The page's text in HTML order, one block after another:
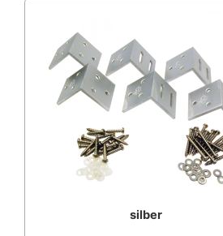
silber